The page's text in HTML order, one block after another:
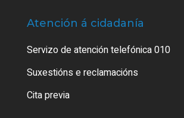
Atención á cidadanía
Servizo de atención telefónica 010
Suxestións e reclamacións
Cita previa